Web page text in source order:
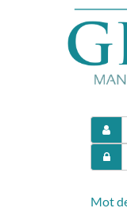
Mot